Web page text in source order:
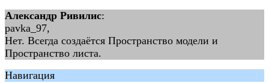
Александр Ривилис:
pavka_97,
Нет. Всегда создаётся Пространство модели и
Пространство листа.
Навигация